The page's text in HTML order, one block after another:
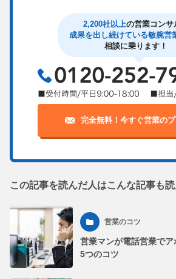
2,200社以上の営業コンサ
成果を出し続けている敏腕営
相談に乗ります！
完全無料！今すぐ営業の
この記事を読んだ人はこんな記事も読
営業のコツ
営業マンが電話営業で
5つのコツ